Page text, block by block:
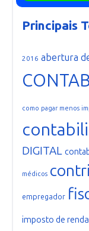
Principais
2016 abertura
como pagar menos
DIGITAL
médicos
empregador
imposto de renda